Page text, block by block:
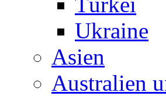
Ukraine
Asien
Australien